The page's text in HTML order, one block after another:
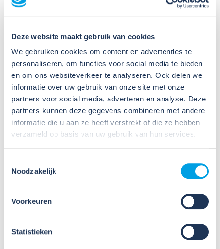
Deze website maakt gebruik van cookies
We gebruiken cookies om content en advertenties te
personaliseren, om functies voor social media te bieden
en om ons websiteverkeer te analyseren. Ook delen we
informatie over uw gebruik van onze site met onze
partners voor social media, adverteren en analyse. Deze
partners kunnen deze gegevens combineren met andere
informatie die u aan ze heeft verstrekt of die ze hebben
verzameld op basis van uw gebruik van hun services.
Noodzakelijk
Voorkeuren
Statistieken
Meer activiteiten
23
Online workshop nieuwe RI&E-
november)
aangesloten bij Wij Techniek kosteloos gebruik